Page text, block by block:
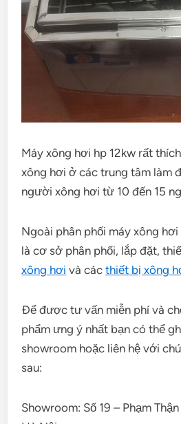
Máy xông hơi hp 12kw rất
xông hơi ở các trung tâm làm
người xông hơi từ 10 đến 15
Ngoài phân phối máy xông
là cơ sở phân phối, lắp đặt,
xông hơi và cácthiết bị xông
Để được tư vấn miễn phí và
phẩm ưng ý nhất bạn có thể
showroom hoặc liên hệ với
sau:
Showroom: Số 19 – Phạm